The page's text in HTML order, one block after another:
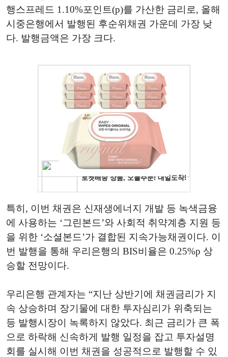
행스프레드 1.10%포인트(p)를 가산한 금리로, 올해
시중은행에서 발행된 후순위채권 가운데 가장 낮
다. 발행금액은 가장 크다.
특히, 이번 채권은 신재생에너지 개발 등 녹색금융
에 사용하는 ‘그린본드’와 사회적 취약계층 지원 등
을 위한 ‘소셜본드’가 결합된 지속가능채권이다. 이
번 발행을 통해 우리은행의 BIS비율은 0.25%p 상
승할 전망이다.
우리은행 관계자는 “지난 상반기에 채권금리가 지
속 상승하며 장기물에 대한 투자심리가 위축되는
등 발행시장이 녹록하지 않았다. 최근 금리가 큰 폭
으로 하락해 신속하게 발행 일정을 잡고 투자설명
회를 실시해 이번 채권을 성공적으로 발행할 수 있